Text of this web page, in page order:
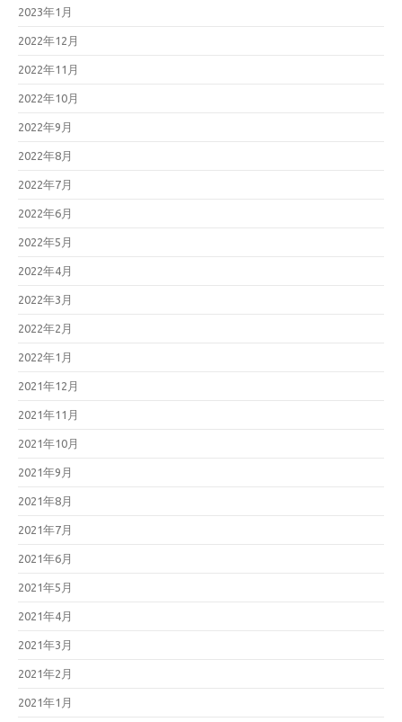
2023年1月
2022年12月
2022年11月
2022年10月
2022年9月
2022年8月
2022年7月
2022年6月
2022年5月
2022年4月
2022年3月
2022年2月
2022年1月
2021年12月
2021年11月
2021年10月
2021年9月
2021年8月
2021年7月
2021年6月
2021年5月
2021年4月
2021年3月
2021年2月
2021年1月